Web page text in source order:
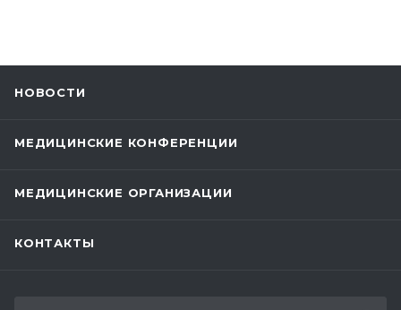
НОВОСТИ
МЕДИЦИНСКИЕ КОНФЕРЕНЦИИ
МЕДИЦИНСКИЕ ОРГАНИЗАЦИИ
КОНТАКТЫ